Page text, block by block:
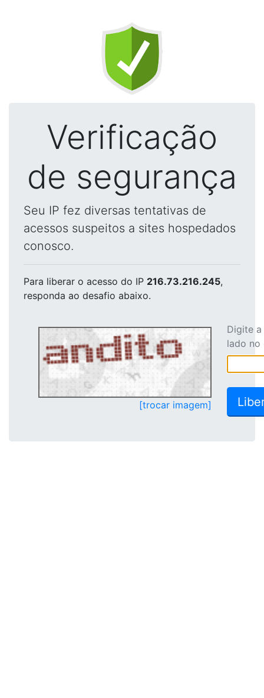
Verificação
de segurança
Seu IP fez diversas tentativas de
acessos suspeitos a sites hospedados
conosco.
Para liberar o acesso do IP 216.73.216.245,
responda ao desafio abaixo.
[trocar imagem]
Digite
lado no